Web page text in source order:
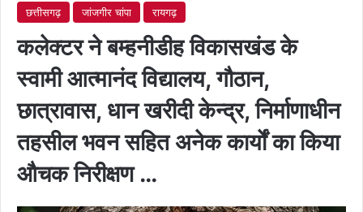
छत्तीसगढ़ जांजगीर चांपा रायगढ़
कलेक्टर ने बम्हनीडीह विकासखंड के
स्वामी आत्मानंद विद्यालय, गौठान,
छात्रावास, धान खरीदी केन्द्र, निर्माणाधीन
तहसील भवन सहित अनेक कार्याें का किया
औचक निरीक्षण …